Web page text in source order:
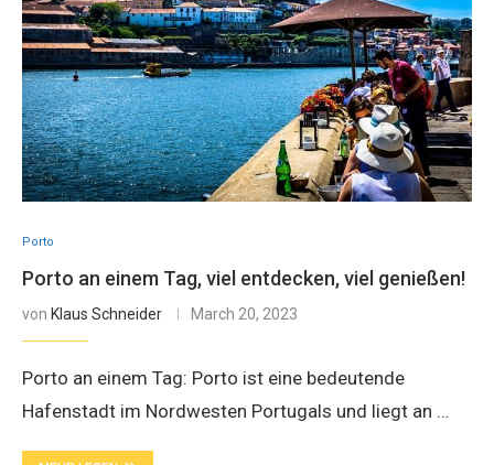
Porto
Porto an einem Tag, viel entdecken, viel genießen!
von Klaus Schneider March 20, 2023
Porto an einem Tag: Porto ist eine bedeutende
Hafenstadt im Nordwesten Portugals und liegt an …